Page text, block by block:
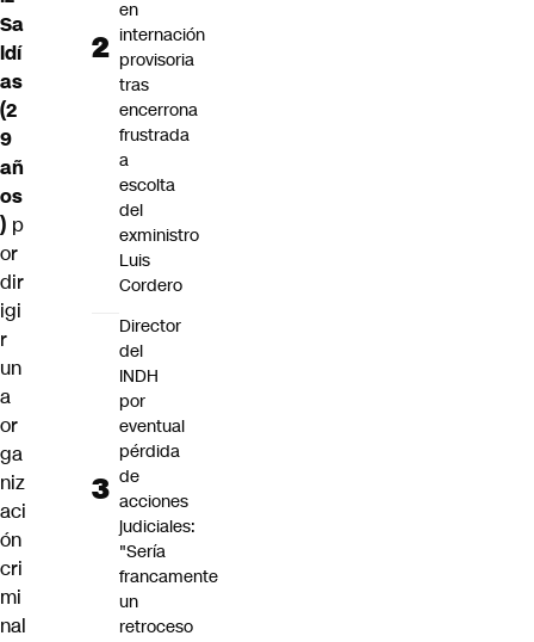
Sa
ldí
as
(2
9
añ
os
) p
or
dir
igi
r
un
a
or
ga
niz
aci
ón
cri
mi
nal
en
internación
provisoria
tras
encerrona
frustrada
a
escolta
del
exministro
Luis
Cordero
Director
del
INDH
por
eventual
pérdida
de
acciones
judiciales:
"Sería
francamente
un
retroceso